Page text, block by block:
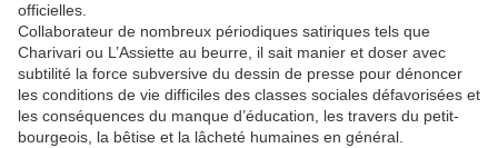
officielles.
Collaborateur de nombreux périodiques satiriques tels que
Charivari ou L’Assiette au beurre, il sait manier et doser avec
subtilité la force subversive du dessin de presse pour dénoncer
les conditions de vie difficiles des classes sociales défavorisées et
les conséquences du manque d’éducation, les travers du petit-
bourgeois, la bêtise et la lâcheté humaines en général.